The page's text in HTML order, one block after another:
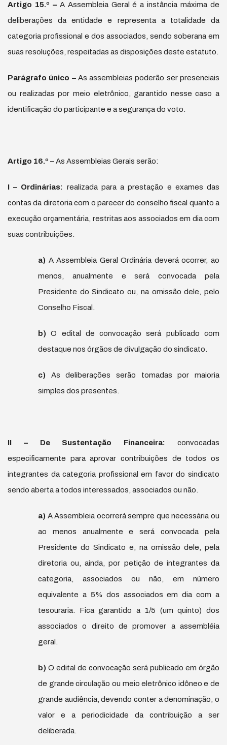
Artigo 15.º –A Assembleia Geral é a instância máxima de
deliberações da entidade e representa a totalidade da
categoria profissional e dos associados, sendo soberana em
suas resoluções, respeitadas as disposições deste estatuto.
Parágrafo único – As assembleias poderão ser presenciais
ou realizadas por meio eletrônico, garantido nesse caso a
identificação do participante e a segurança do voto.
Artigo 16.º –As Assembleias Gerais serão:
I – Ordinárias: realizada para a prestação e exames das
contas da diretoria com o parecer do conselho fiscal quanto a
execução orçamentária, restritas aos associados em dia com
suas contribuições.
a) A Assembleia Geral Ordinária deverá ocorrer, ao
menos, anualmente e será convocada pela
Presidente do Sindicato ou, na omissão dele, pelo
Conselho Fiscal.
b)O edital de convocação será publicado com
destaque nos órgãos de divulgação do sindicato.
c) As deliberações serão tomadas por maioria
simples dos presentes.
II – De Sustentação Financeira: convocadas
especificamente para aprovar contribuições de todos os
integrantes da categoria profissional em favor do sindicato
sendo aberta a todos interessados, associados ou não.
a) A Assembleia ocorrerá sempre que necessária ou
ao menos anualmente e será convocada pela
Presidente do Sindicato e, na omissão dele, pela
diretoria ou, ainda, por petição de integrantes da
categoria, associados ou não, em número
equivalente a 5% dos associados em dia com a
tesouraria. Fica garantido a 1/5 (um quinto) dos
associados o direito de promover a assembléia
geral.
b) O edital de convocação será publicado em órgão
de grande circulação ou meio eletrônico idôneo e de
grande audiência, devendo conter a denominação, o
valor e a periodicidade da contribuição a ser
deliberada.